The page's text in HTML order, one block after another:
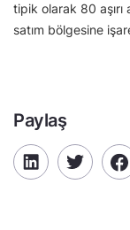
tipik olarak 80 aşırı
satım bölgesine
Paylaş